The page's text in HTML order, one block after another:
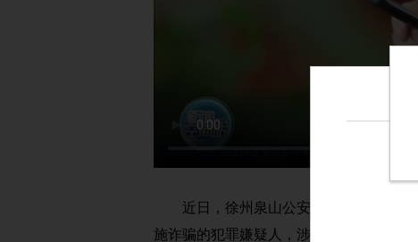
近日，徐州泉山公安分局永安派出
施诈骗的犯罪嫌疑人，涉案金额120余万